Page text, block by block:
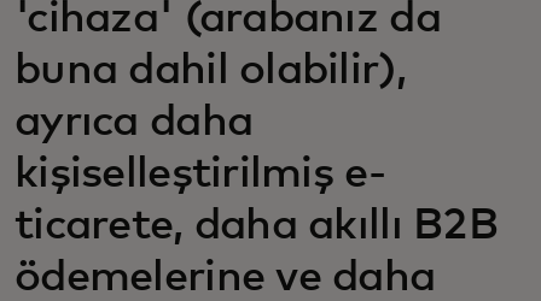
'cihaza' (arabanız da
buna dahil olabilir),
ayrıca daha
kişiselleştirilmiş e-
ticarete, daha akıllı B2B
ödemelerine ve daha